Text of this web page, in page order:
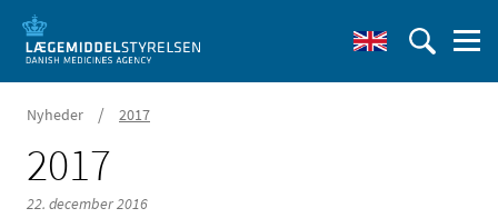
Nyheder / 2017
2017
22. december 2016